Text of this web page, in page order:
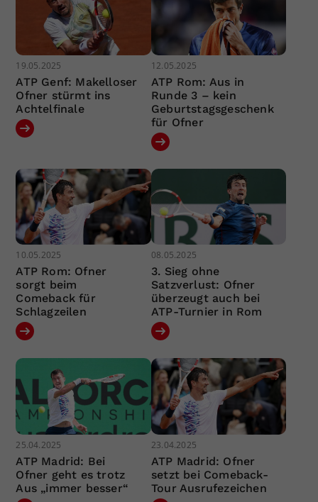
19.05.2025
ATP Genf: Makelloser
Ofner stürmt ins
Achtelfinale
12.05.2025
ATP Rom: Aus in
Runde 3 – kein
Geburtstagsgeschenk
für Ofner
10.05.2025
ATP Rom: Ofner
sorgt beim
Comeback für
Schlagzeilen
08.05.2025
3. Sieg ohne
Satzverlust: Ofner
überzeugt auch bei
ATP-Turnier in Rom
25.04.2025
ATP Madrid: Bei
Ofner geht es trotz
Aus „immer besser“
23.04.2025
ATP Madrid: Ofner
setzt bei Comeback-
Tour Ausrufezeichen